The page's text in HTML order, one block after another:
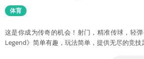
体育
这是你成为传奇的机会！射门，精准传球，轻
Legend》简单有趣，玩法简单，提供无尽的竞技